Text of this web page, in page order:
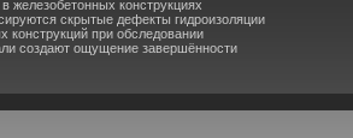
железобетонных конструкциях
скрытые дефекты гидроизоляции
конструкций при обследовании
создают ощущение завершённости